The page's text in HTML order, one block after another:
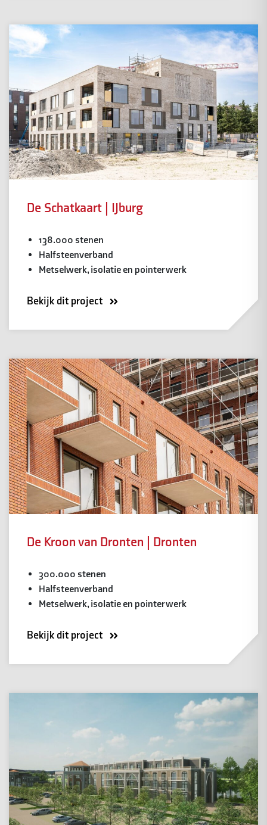
De Schatkaart | IJburg
138.000 stenen
Halfsteenverband
Metselwerk, isolatie en pointerwerk
Bekijk dit project
De Kroon van Dronten | Dronten
300.000 stenen
Halfsteenverband
Metselwerk, isolatie en pointerwerk
Bekijk dit project